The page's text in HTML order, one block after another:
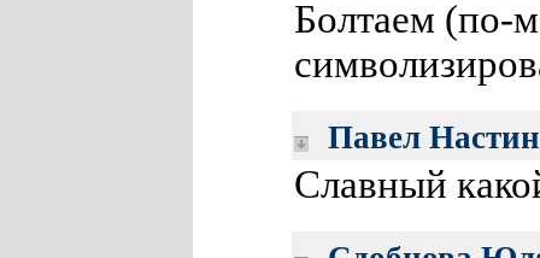
Болтаем (по-
Павел Настин
Славный